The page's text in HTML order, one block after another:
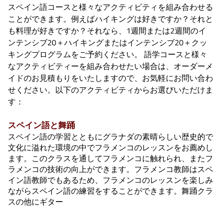
スペイン語コースと様々なアクティビティを組み合わせる
ことができます。例えばハイキングは好きですか？それと
も料理が好きですか？それなら、1週間または2週間のイ
ンテンシブ20＋ハイキングまたはインテンシブ20＋クッ
キングプログラムをご予約ください。 語学コースと様々
なアクティビティーを組み合わせたい場合は、オーダーメ
イドのお見積もりをいたしますので、お気軽にお問い合わ
せください。以下のアクティビティからお選びいただけま
す：
スペイン語と舞踊
スペイン語の学習とともにグラナダの素晴らしい歴史的で
文化に溢れた環境の中でフラメンコのレッスンをお薦めし
ます。このクラスを通してフラメンコに触れられ、またフ
ラメンコの技術の向上ができます。フラメンコ教師はスペ
イン語教師でもあるため、フラメンコのレッスンを楽しみ
ながらスペイン語の練習をすることができます。舞踊クラ
スの他にギター